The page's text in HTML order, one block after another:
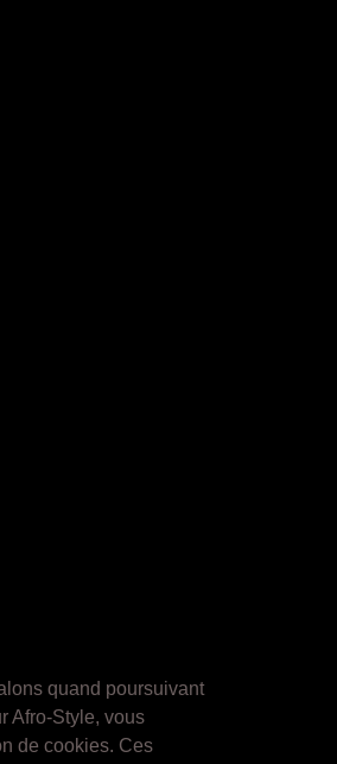
quand poursuivant
Afro-Style, vous
de cookies. Ces